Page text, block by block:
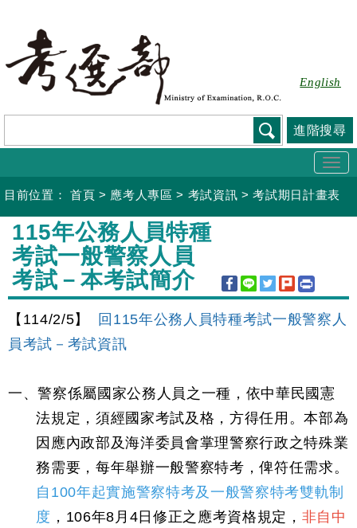
要
容
English
進階搜尋
目前位置： 首頁 > 應考人專區 > 考試資訊 >考試期日計畫表
:::
115年公務人員特種
考試一般警察人員
考試－本考試簡介
【114/2/5】
回115年公務人員特種考試一般警察人
員考試－考試資訊
一、警察係屬國家公務人員之一種，依中華民國憲
法規定，須經國家考試及格，方得任用。本部為
因應內政部及海洋委員會掌理警察行政之特殊業
務需要，每年舉辦一般警察特考，俾符任需求。
自100年起實施警察特考及一般警察特考雙軌制
度 ，106年8月4日修正之應考資格規定， 非自中